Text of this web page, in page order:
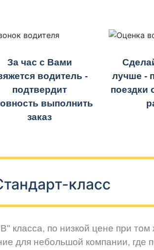
За час с Вами
водитель -
подтвердит
выполнить
заказ
лучше -
поездки
класс
класса, по низкой цене при том
для небольшой компании, где